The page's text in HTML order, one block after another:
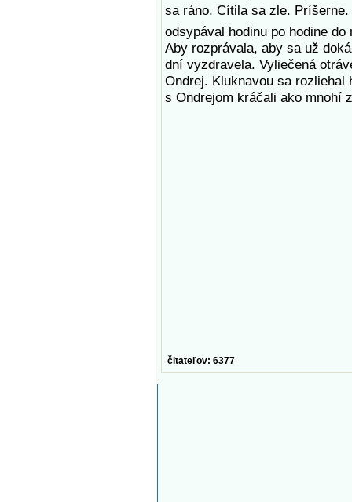
sa ráno. Cítila sa zle. Príšerne.
odsypával hodinu po hodine
Aby rozprávala, aby sa už
dní vyzdravela. Vyliečená
Ondrej. Kluknavou sa rozliehal
s Ondrejom kráčali ako mnohí
čitateľov: 6377